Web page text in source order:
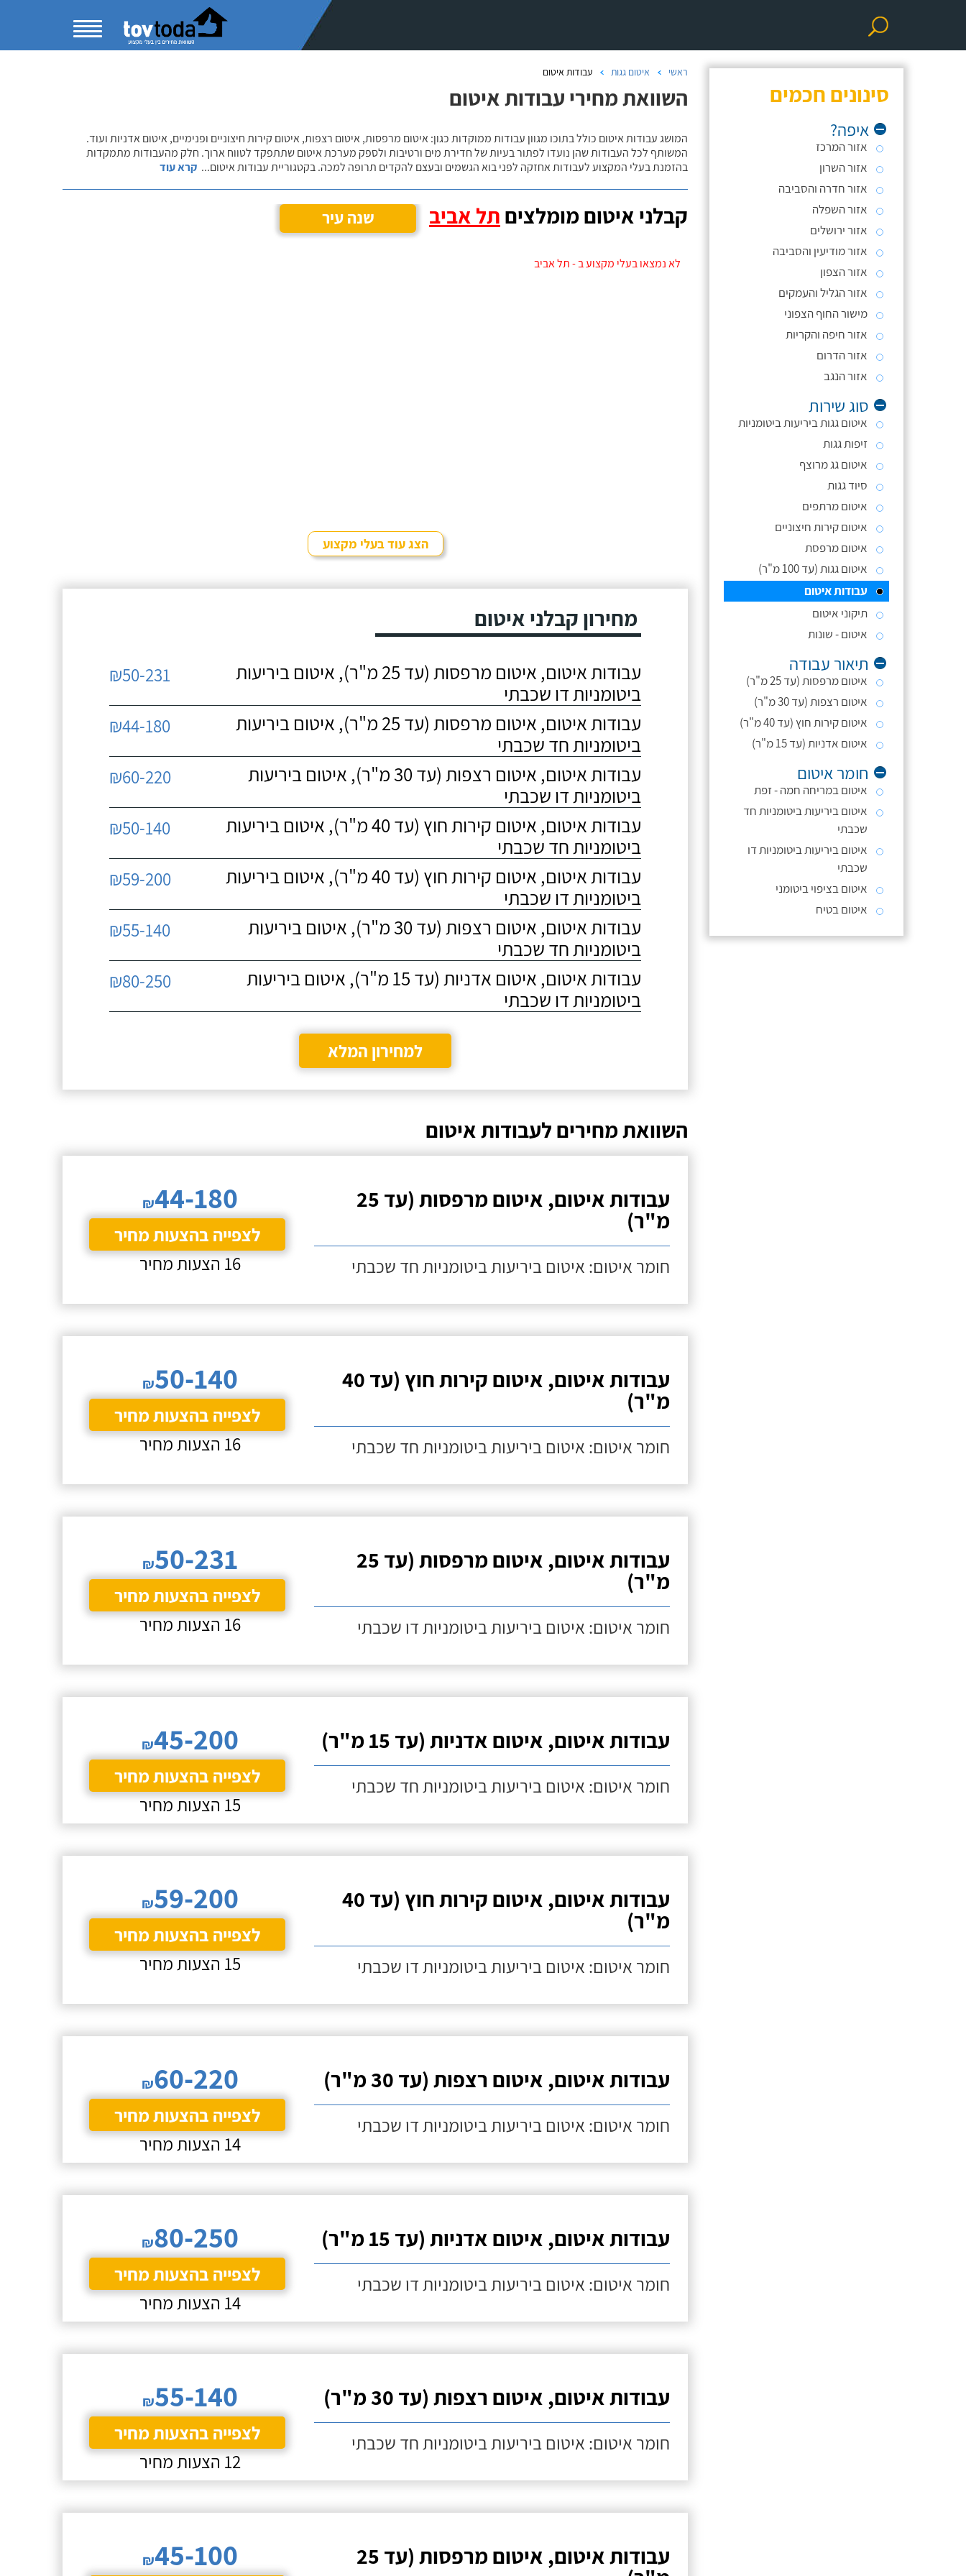
סינונים חכמים
איפה?
אזור המרכז
אזור השרון
אזור חדרה והסביבה
אזור השפלה
אזור ירושלים
אזור מודיעין והסביבה
אזור הצפון
אזור הגליל והעמקים
מישור החוף הצפוני
אזור חיפה והקריות
אזור הדרום
אזור הנגב
סוג שירות
איטום גגות ביריעות ביטומניות
זיפות גגות
איטום גג מרוצף
סיוד גגות
איטום מרתפים
איטום קירות חיצוניים
איטום מרפסת
איטום גגות (עד 100 מ"ר)
עבודות איטום
תיקוני איטום
איטום - שונות
תיאור עבודה
איטום מרפסות (עד 25 מ"ר)
איטום רצפות (עד 30 מ"ר)
איטום קירות חוץ (עד 40 מ"ר)
איטום אדניות (עד 15 מ"ר)
חומר איטום
איטום במריחה חמה - זפת
איטום ביריעות ביטומניות חד
שכבתי
איטום ביריעות ביטומניות דו
שכבתי
איטום בציפוי ביטומני
איטום בטיח
ראשי איטום גגות עבודות איטום
השוואת מחירי עבודות איטום
המושג עבודות איטום כולל בתוכו מגוון עבודות ממוקדות כגון: איטום מרפסות, איטום רצפות, איטום קירות חיצוניים ופנימיים, איטום אדניות ועוד.
המשותף לכל העבודות שהן נועדו לפתור בעיות של חדירת מים ורטיבות ולספק מערכת איטום שתתפקד לטווח ארוך. חלק מהעבודות מתמקדות
בהזמנת בעלי המקצוע לעבודות אחזקה לפני בוא הגשמים ובעצם להקדים תרופה למכה. בקטגוריית עבודות איטום... קרא עוד
קבלני איטום מומלצים תל אביב שנה עיר
לא נמצאו בעלי מקצוע ב - תל אביב
הצג עוד בעלי מקצוע
מחירון קבלני איטום
עבודות איטום, איטום מרפסות (עד 25 מ"ר), איטום ביריעות
ביטומניות דו שכבתי
₪50-231
עבודות איטום, איטום מרפסות (עד 25 מ"ר), איטום ביריעות
ביטומניות חד שכבתי
₪44-180
עבודות איטום, איטום רצפות (עד 30 מ"ר), איטום ביריעות
ביטומניות דו שכבתי
₪60-220
עבודות איטום, איטום קירות חוץ (עד 40 מ"ר), איטום ביריעות
ביטומניות חד שכבתי
₪50-140
עבודות איטום, איטום קירות חוץ (עד 40 מ"ר), איטום ביריעות
ביטומניות דו שכבתי
₪59-200
עבודות איטום, איטום רצפות (עד 30 מ"ר), איטום ביריעות
ביטומניות חד שכבתי
₪55-140
עבודות איטום, איטום אדניות (עד 15 מ"ר), איטום ביריעות
ביטומניות דו שכבתי
₪80-250
למחירון המלא
השוואת מחירים לעבודות איטום
עבודות איטום, איטום מרפסות (עד 25
מ"ר)
חומר איטום: איטום ביריעות ביטומניות חד שכבתי
₪44-180
לצפייה בהצעות מחיר
16 הצעות מחיר
עבודות איטום, איטום קירות חוץ (עד 40
מ"ר)
חומר איטום: איטום ביריעות ביטומניות חד שכבתי
₪50-140
לצפייה בהצעות מחיר
16 הצעות מחיר
עבודות איטום, איטום מרפסות (עד 25
מ"ר)
חומר איטום: איטום ביריעות ביטומניות דו שכבתי
₪50-231
לצפייה בהצעות מחיר
16 הצעות מחיר
עבודות איטום, איטום אדניות (עד 15 מ"ר)
חומר איטום: איטום ביריעות ביטומניות חד שכבתי
₪45-200
לצפייה בהצעות מחיר
15 הצעות מחיר
עבודות איטום, איטום קירות חוץ (עד 40
מ"ר)
חומר איטום: איטום ביריעות ביטומניות דו שכבתי
₪59-200
לצפייה בהצעות מחיר
15 הצעות מחיר
עבודות איטום, איטום רצפות (עד 30 מ"ר)
חומר איטום: איטום ביריעות ביטומניות דו שכבתי
₪60-220
לצפייה בהצעות מחיר
14 הצעות מחיר
עבודות איטום, איטום אדניות (עד 15 מ"ר)
חומר איטום: איטום ביריעות ביטומניות דו שכבתי
₪80-250
לצפייה בהצעות מחיר
14 הצעות מחיר
עבודות איטום, איטום רצפות (עד 30 מ"ר)
חומר איטום: איטום ביריעות ביטומניות חד שכבתי
₪55-140
לצפייה בהצעות מחיר
12 הצעות מחיר
עבודות איטום, איטום מרפסות (עד 25 ₪45-100